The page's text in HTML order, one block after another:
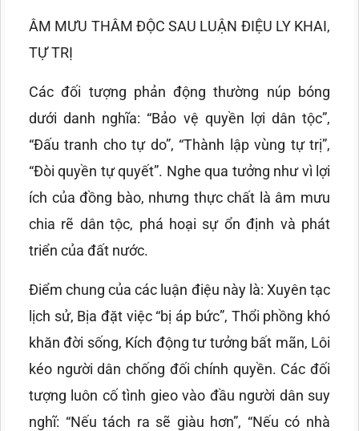
ÂM MƯU THÂM ĐỘC SAU LUẬN ĐIỆU LY KHAI,
TỰ TRỊ
Các đối tượng phản động thường núp bóng
dưới danh nghĩa: “Bảo vệ quyền lợi dân tộc”,
“Đấu tranh cho tự do”, “Thành lập vùng tự trị”,
“Đòi quyền tự quyết”. Nghe qua tưởng như vì lợi
ích của đồng bào, nhưng thực chất là âm mưu
chia rẽ dân tộc, phá hoại sự ổn định và phát
triển của đất nước.
Điểm chung của các luận điệu này là: Xuyên tạc
lịch sử, Bịa đặt việc “bị áp bức”, Thổi phồng khó
khăn đời sống, Kích động tư tưởng bất mãn, Lôi
kéo người dân chống đối chính quyền. Các đối
tượng luôn cố tình gieo vào đầu người dân suy
nghĩ: “Nếu tách ra sẽ giàu hơn”, “Nếu có nhà